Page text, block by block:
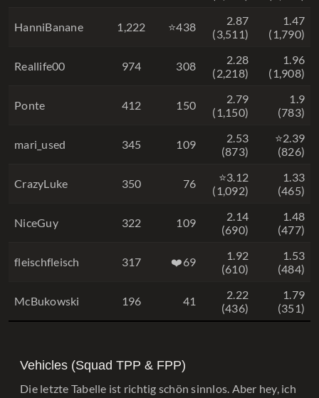
HanniBanane 1,222 ⭐438
2.87
(3,511)
1.47
(1,790)
Reallife00 974 308
2.28
(2,218)
1.96
(1,908)
Ponte 412 150
2.79
(1,150)
1.9
(783)
mari_used 345 109
2.53
(873)
⭐2.39
(826)
CrazyLuke 350 76
⭐3.12
(1,092)
1.33
(465)
NiceGuy 322 109
2.14
(690)
1.48
(477)
fleischfleisch 317 ❤️69
1.92
(610)
1.53
(484)
McBukowski 196 41
2.22
(436)
1.79
(351)
Vehicles (Squad TPP & FPP)
Die letzte Tabelle ist richtig schön sinnlos. Aber hey, ich